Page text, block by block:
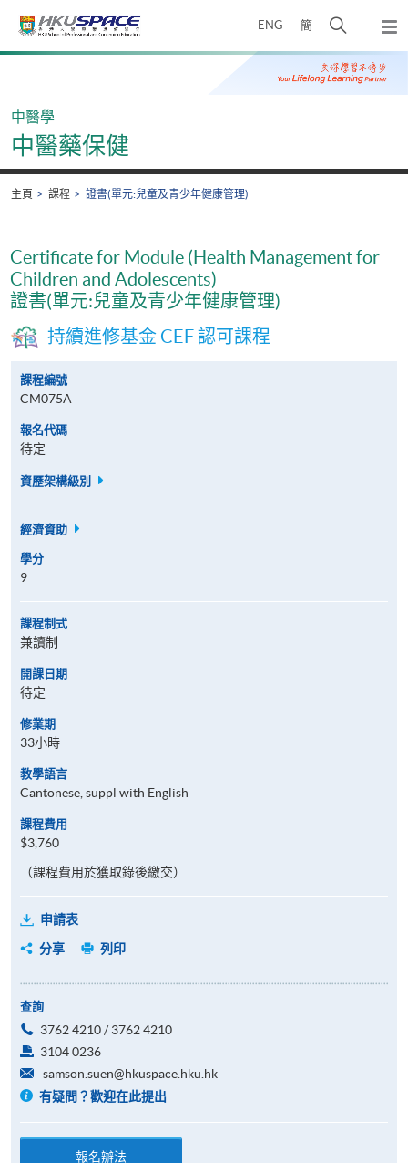
ENG 簡
開
搜
尋
彈
出
主
Main
中醫學
中醫藥保健
主頁 課程 證書(單元:兒童及青少年健康管理)
Certificate for Module (Health Management for
Children and Adolescents)
證書(單元:兒童及青少年健康管理)
持續進修基金 CEF 認可課程
課程編號
CM075A
報名代碼
待定
資歷架構級別
經濟資助
學分
9
課程制式
兼讀制
開課日期
待定
修業期
33小時
教學語言
Cantonese, suppl with English
課程費用
$3,760
（課程費用於獲取錄後繳交）
申請表
分享
列印
查詢
3762 4210 / 3762 4210
3104 0236
samson.suen@hkuspace.hku.hk
有疑問？歡迎在此提出
報名辦法